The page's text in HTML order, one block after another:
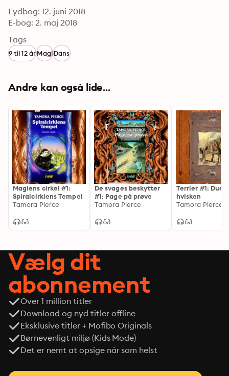
Lydbog: 12. juni 2018
E-bog: 2. maj 2018
Tags
9 til 12 årMagiDans
Andre kan også lide...
Magiens cirkel #1:
Spiralcirklens Tempel
Tamora Pierce
De svages beskytter
#1: Page på prøve
Tamora Pierce
Terrier #1:
hvisken
Tamora Pierce
Vælg dit
abonnement
Over 1 million titler
Download og nyd titler offline
Eksklusive titler + Mofibo Originals
Børnevenligt miljø (Kids Mode)
Det er nemt at opsige når som helst